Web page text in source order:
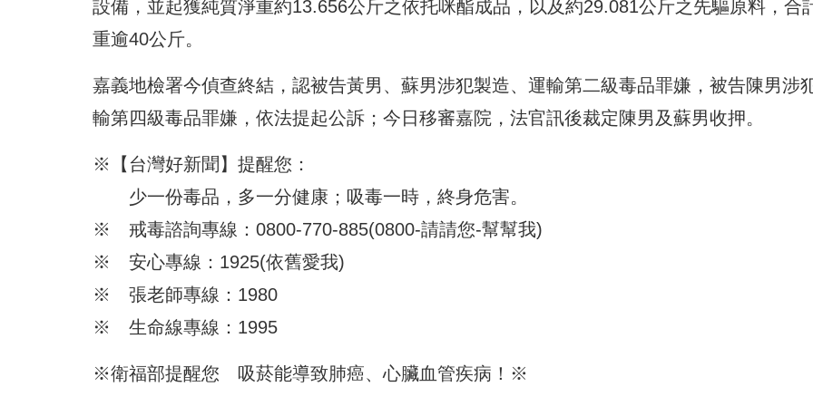
設備，並起獲純質淨重約13.656公斤之依托咪酯成品，以及約29.081公斤之先驅原料，合
重逾40公斤。
嘉義地檢署今偵查終結，認被告黃男、蘇男涉犯製造、運輸第二級毒品罪嫌，被告陳男涉
輸第四級毒品罪嫌，依法提起公訴；今日移審嘉院，法官訊後裁定陳男及蘇男收押。
※【台灣好新聞】提醒您：
少一份毒品，多一分健康；吸毒一時，終身危害。
※ 戒毒諮詢專線：0800-770-885(0800-請請您-幫幫我)
※ 安心專線：1925(依舊愛我)
※ 張老師專線：1980
※ 生命線專線：1995
※衛福部提醒您 吸菸能導致肺癌、心臟血管疾病！※